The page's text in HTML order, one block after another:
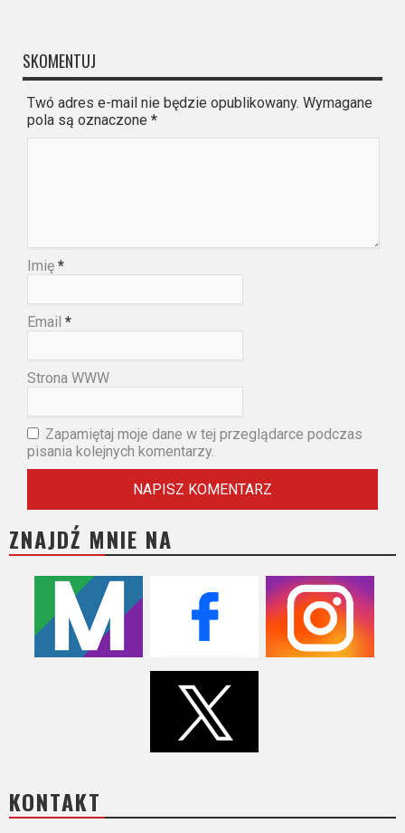
SKOMENTUJ
Twó adres e-mail nie będzie opublikowany. Wymagane
pola są oznaczone *
Imię *
Email *
Strona WWW
Zapamiętaj moje dane w tej przeglądarce podczas
pisania kolejnych komentarzy.
ZNAJDŹ MNIE NA
KONTAKT